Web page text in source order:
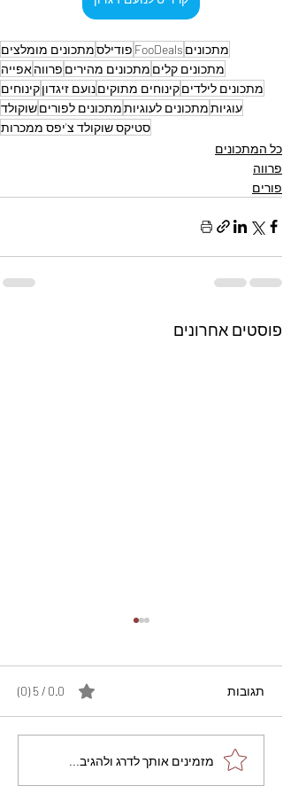
מתכונים FooDeals פודילסמתכונים מומלצים
מתכונים קלים מתכונים מהירים פרווהאפייה
מתכונים לילדיםקינוחים מתוקיםנועם זיגדוןקינוחים
עוגיותמתכונים לעוגיותמתכונים לפוריםשוקולד
סטיקס שוקולד צ'יפס ממכרות
כל המתכונים
פרווה
פורים
פוסטים אחרונים
מתכון מנצח עוגת מייפל
שוקולד בחושה וקלה - זיוה
תגובות 0.0 / 5 ‏(0)
מזמינים אותך לדרג ולהגיב...